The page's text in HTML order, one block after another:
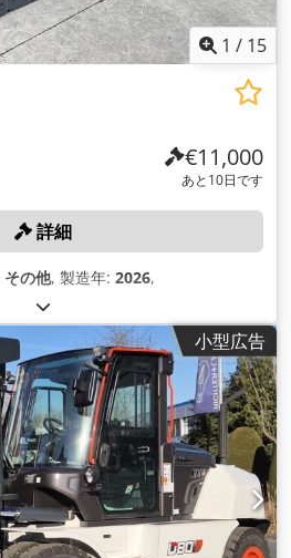
1 / 15
€11,000
あと10日です
詳細
その他, 製造年: 2026,
小型広告